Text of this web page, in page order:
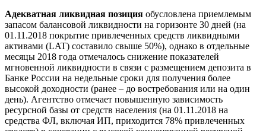
Адекватная ликвидная позиция обусловлена приемлемым
запасом балансовой ликвидности на горизонте 30 дней (на
01.11.2018 покрытие привлеченных средств ликвидными
активами (LAT) составило свыше 50%), однако в отдельные
месяцы 2018 года отмечалось снижение показателей
мгновенной ликвидности в связи с размещением депозита в
Банке России на недельные сроки для получения более
высокой доходности (ранее – до востребования или на один
день). Агентство отмечает повышенную зависимость
ресурсной базы от средств населения (на 01.11.2018 на
средства ФЛ, включая ИП, приходится 78% привлеченных